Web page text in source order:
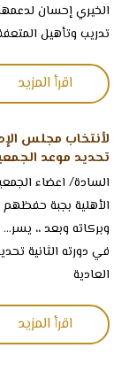
الخيري إحسان
تدريب وتأهيل
اقرأ المزيد
لأنتخاب مجلس
تحديد موعد
السادة/ اعضاء
الأهلية بجبة حفظهم
وبركاته وبعد ،،
في دورته الثانية
العادية
اقرأ المزيد